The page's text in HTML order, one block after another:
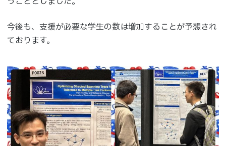
今後も、支援が必要な学生の数は増加することが予想され
ております。